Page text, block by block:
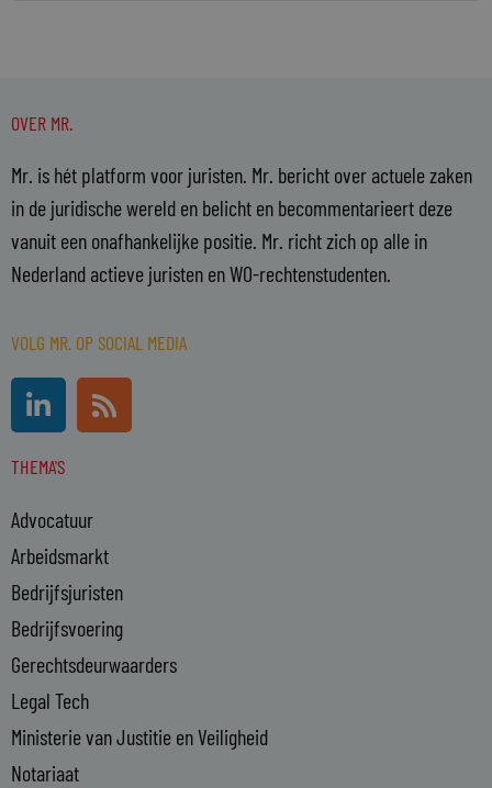
OVER MR.
Mr. is hét platform voor juristen. Mr. bericht over actuele zaken
in de juridische wereld en belicht en becommentarieert deze
vanuit een onafhankelijke positie. Mr. richt zich op alle in
Nederland actieve juristen en WO-rechtenstudenten.
VOLG MR. OP SOCIAL MEDIA
L
i
k
d
i
n
-
i
n
R
s
THEMA'S
Advocatuur
Arbeidsmarkt
Bedrijfsjuristen
Bedrijfsvoering
Gerechtsdeurwaarders
Legal Tech
Ministerie van Justitie en Veiligheid
Notariaat